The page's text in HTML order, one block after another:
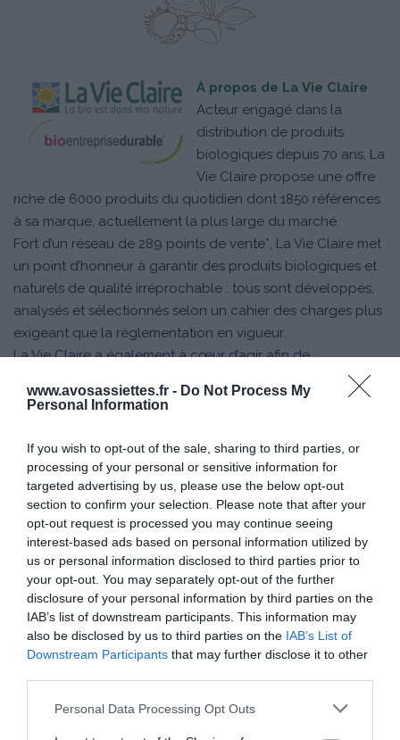
www.avosassiettes.fr - Do Not Process My
Personal Information
If you wish to opt-out of the sale, sharing to third parties, or
processing of your personal or sensitive information for
targeted advertising by us, please use the below opt-out
section to confirm your selection. Please note that after your
opt-out request is processed you may continue seeing
interest-based ads based on personal information utilized by
us or personal information disclosed to third parties prior to
your opt-out. You may separately opt-out of the further
disclosure of your personal information by third parties on the
IAB’s list of downstream participants. This information may
also be disclosed by us to third parties on the IAB’s List of
Downstream Participants that may further disclose it to other
Please note that this website/app uses one or more Google
Personal Data Processing Opt Outs
À propos de La Vie Claire
Acteur engagé dans la
distribution de produits
biologiques depuis 70 ans, La
Vie Claire propose une offre
riche de 6000 produits du quotidien dont 1850 références
à sa marque, actuellement la plus large du marché.
Fort d’un réseau de 289 points de vente*, La Vie Claire met
un point d’honneur à garantir des produits biologiques et
naturels de qualité irréprochable : tous sont développés,
analysés et sélectionnés selon un cahier des charges plus
exigeant que la réglementation en vigueur.
La Vie Claire a également à cœur d’agir afin de
développer les filières bio : elle apporte à ses fournisseurs
un soutien fort pour les aider à démarrer et pérenniser leur
En cohérence avec son engagement, La Vie Claire est
aussi impliquée dans une démarche éco-responsable et
est certifiée Bioentreprisedurable.
*Chiffre à fin décembre 2016
La Vie Claire, pour des produits bio et sains au quotidien